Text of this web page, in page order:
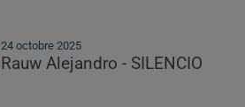
24 octobre 2025
Rauw Alejandro - SILENCIO